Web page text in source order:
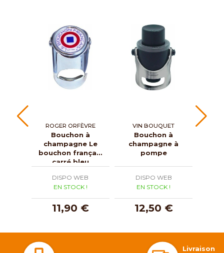
ROGER ORFÈVRE
Bouchon à
champagne Le
bouchon français
carré bleu
DISPO WEB
EN STOCK !
11,90 €
VIN BOUQUET
Bouchon à
champagne à
pompe
DISPO WEB
EN STOCK !
12,50 €
Livraison